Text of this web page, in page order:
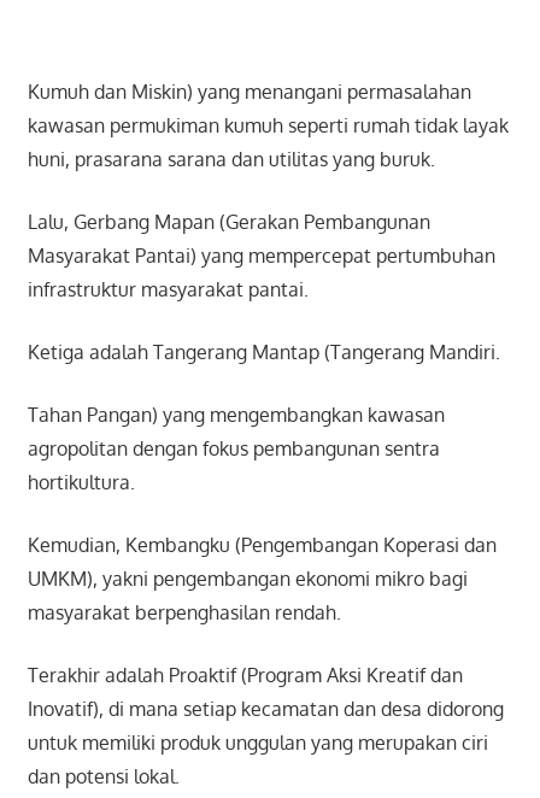
Kumuh dan Miskin) yang menangani permasalahan
kawasan permukiman kumuh seperti rumah tidak layak
huni, prasarana sarana dan utilitas yang buruk.
Lalu, Gerbang Mapan (Gerakan Pembangunan
Masyarakat Pantai) yang mempercepat pertumbuhan
infrastruktur masyarakat pantai.
Ketiga adalah Tangerang Mantap (Tangerang Mandiri.
Tahan Pangan) yang mengembangkan kawasan
agropolitan dengan fokus pembangunan sentra
hortikultura.
Kemudian, Kembangku (Pengembangan Koperasi dan
UMKM), yakni pengembangan ekonomi mikro bagi
masyarakat berpenghasilan rendah.
Terakhir adalah Proaktif (Program Aksi Kreatif dan
Inovatif), di mana setiap kecamatan dan desa didorong
untuk memiliki produk unggulan yang merupakan ciri
dan potensi lokal.